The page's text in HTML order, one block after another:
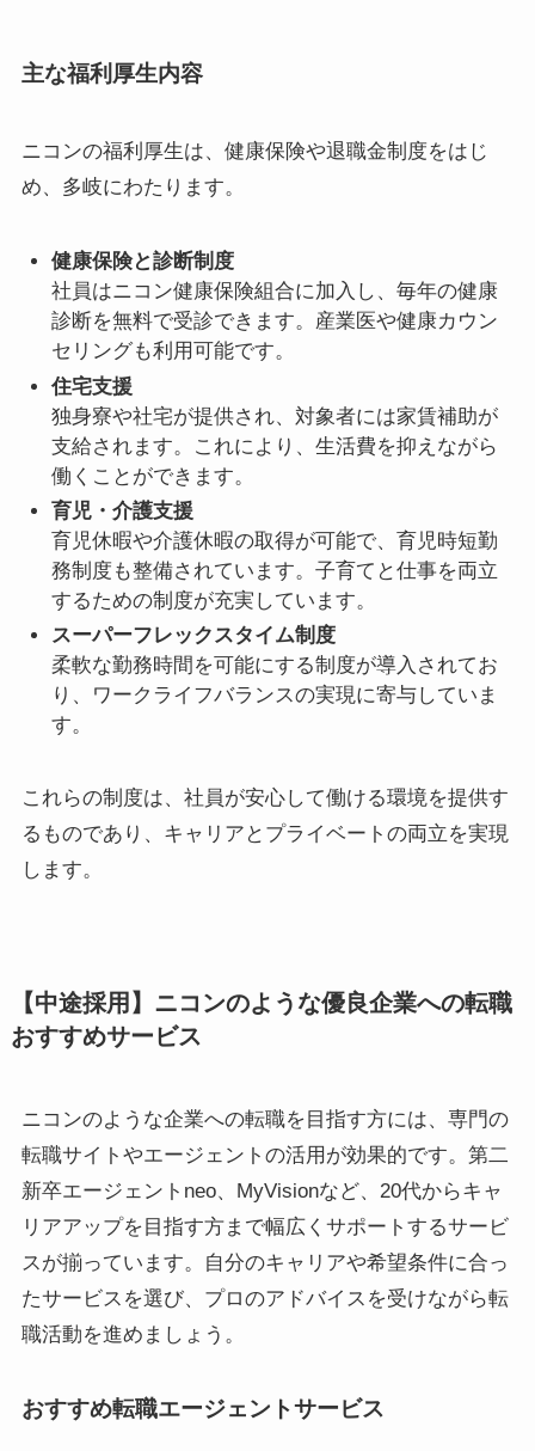
主な福利厚生内容
ニコンの福利厚生は、健康保険や退職金制度をはじ
め、多岐にわたります。
健康保険と診断制度
社員はニコン健康保険組合に加入し、毎年の健康
診断を無料で受診できます。産業医や健康カウン
セリングも利用可能です。
住宅支援
独身寮や社宅が提供され、対象者には家賃補助が
支給されます。これにより、生活費を抑えながら
働くことができます。
育児・介護支援
育児休暇や介護休暇の取得が可能で、育児時短勤
務制度も整備されています。子育てと仕事を両立
するための制度が充実しています。
スーパーフレックスタイム制度
柔軟な勤務時間を可能にする制度が導入されてお
り、ワークライフバランスの実現に寄与していま
す。
これらの制度は、社員が安心して働ける環境を提供す
るものであり、キャリアとプライベートの両立を実現
します。
【中途採用】ニコンのような優良企業への転職
おすすめサービス
ニコンのような企業への転職を目指す方には、専門の
転職サイトやエージェントの活用が効果的です。第二
新卒エージェントneo、MyVisionなど、20代からキャ
リアアップを目指す方まで幅広くサポートするサービ
スが揃っています。自分のキャリアや希望条件に合っ
たサービスを選び、プロのアドバイスを受けながら転
職活動を進めましょう。
おすすめ転職エージェントサービス